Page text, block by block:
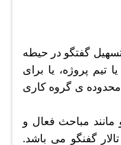
گفتگو در حیطه
پروژه، یا برای
ی گروه کاری
مانند مباحث فعال و
گفنگو می باشد.